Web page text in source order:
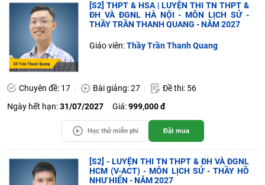
[S2] THPT & HSA | LUYỆN THI TN THPT &
ĐH VÀ ĐGNL HÀ NỘI - MÔN LỊCH SỬ -
THẦY TRẦN THANH QUANG - NĂM 2027
Giáo viên:Thầy Trần Thanh Quang
Chuyên đề: 17 Bài giảng: 27
Đề thi: 56
Ngày hết hạn:31/07/2027 Giá:999,000 đ
Học thử miễn phí Đặt mua
[S2] - LUYỆN THI TN THPT & ĐH VÀ ĐGNL
HCM (V-ACT) - MÔN LỊCH SỬ - THẦY HỒ
NHƯ HIỂN - NĂM 2027